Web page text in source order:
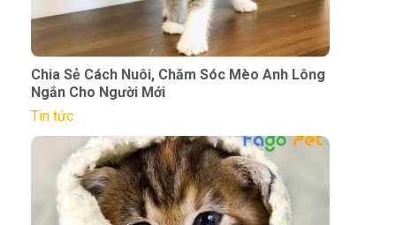
Chia Sẻ Cách Nuôi, Chăm Sóc Mèo Anh Lông
Ngắn Cho Người Mới
Tin tức